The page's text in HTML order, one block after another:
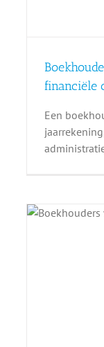
financiële
Een